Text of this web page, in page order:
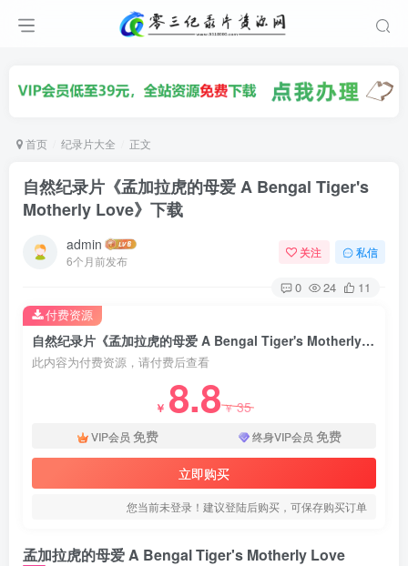
首页 纪录片大全 正文
自然纪录片《孟加拉虎的母爱 A Bengal Tiger's
Motherly Love》下载
admin
6个月前发布
关注 私信
0 24 11
自然纪录片《孟加拉虎的母爱 A Bengal Tiger's Motherly Love》下载
此内容为付费资源，请付费后查看
￥ 8.8￥35
VIP会员 免费 终身VIP会员 免费
立即购买
您当前未登录！建议登陆后购买，可保存购买订单
付费资源
孟加拉虎的母爱 A Bengal Tiger's Motherly Love